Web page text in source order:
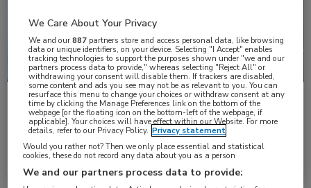
Darmpoliepen onder de DNA-loep
DNA-analyse van darmpoliepen geeft belangrijke extra informatie
over de ontwikkeling van deze …
13 feb. 2026 Lees meer →
We Care About Your Privacy
We and our887 partners store and access personal data, like browsing
data or unique identifiers, on your device. Selecting "I Accept" enables
tracking technologies to support the purposes shown under "we and our
partners process data to provide," whereas selecting "Reject All" or
withdrawing your consent will disable them. If trackers are disabled,
some content and ads you see may not be as relevant to you. You can
resurface this menu to change your choices or withdraw consent at any
time by clicking the Manage Preferences link on the bottom of the
webpage [or the floating icon on the bottom-left of the webpage, if
applicable]. Your choices will have effect within our Website. For more
details, refer to our Privacy Policy. Privacy statement
Would you rather not? Then we only place essential and statistical
cookies, these do not record any data about you as a person
We and our partners process data to provide: